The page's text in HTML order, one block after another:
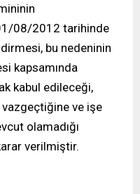
08/2012 tarihinde
bu nedeninin
kapsamında
kabul edileceği,
vazgeçtiğine ve işe
olamadığı
verilmiştir.